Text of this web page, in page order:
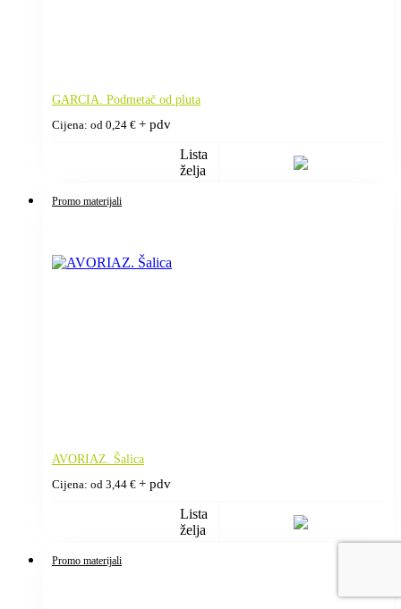
GARCIA. Podmetač od pluta
Cijena: od 0,24 € + pdv
Lista
želja
Promo materijali
AVORIAZ. Šalica
Cijena: od 3,44 € + pdv
Lista
želja
Promo materijali